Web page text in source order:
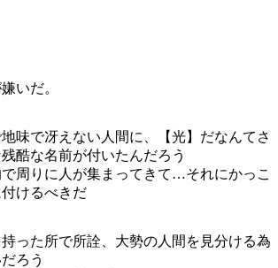
いだ。
味で冴えない人間に、【光】だなんてさ
酷な名前が付いたんだろう
周りに人が集まってきて…それにかっこ
けるべきだ
った所で所詮、大勢の人間を見分ける為
ろう